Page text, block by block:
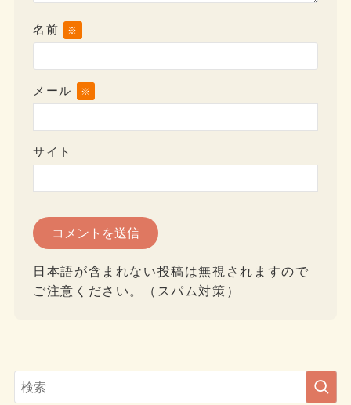
名前 ※
メール ※
サイト
日本語が含まれない投稿は無視されますので
ご注意ください。（スパム対策）